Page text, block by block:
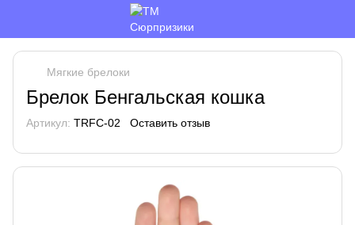
Мягкие брелоки
Брелок Бенгальская кошка
Артикул: TRFC-02 Оставить отзыв